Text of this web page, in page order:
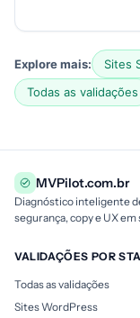
Explore mais: Sites
Todas as validações
MVPilot.com.br
Diagnóstico inteligente
segurança, copy e UX
VALIDAÇÕES POR
Todas as validações
Sites WordPress